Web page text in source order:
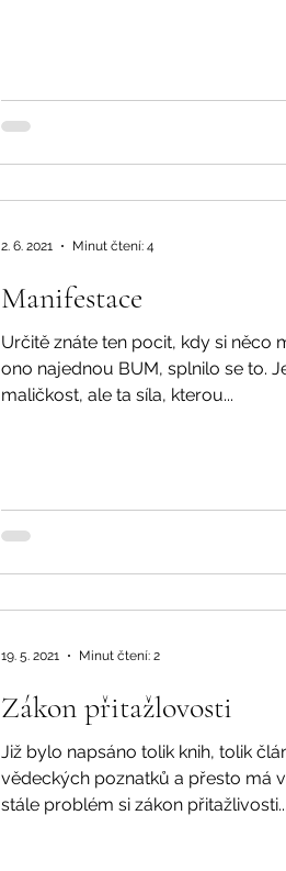
Manifestace
Určitě znáte ten pocit, kdy si něco
ono najednou BUM, splnilo se to.
maličkost, ale ta síla, kterou...
2. 6. 2021 Minut čtení: 4
Zákon přitažlovosti
Již bylo napsáno tolik knih, tolik
vědeckých poznatků a přesto má
stále problém si zákon přitažlivosti...
19. 5. 2021 Minut čtení: 2